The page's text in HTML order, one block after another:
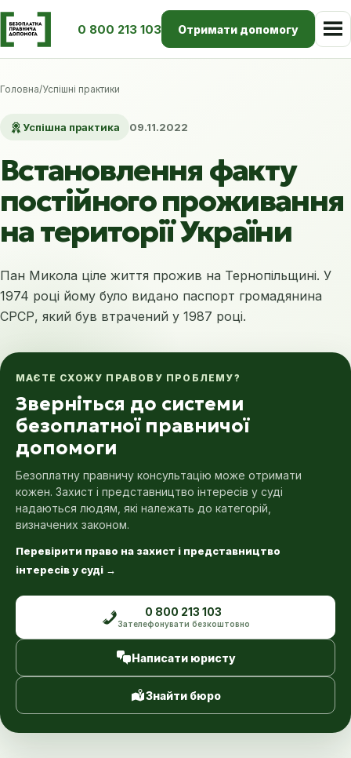
0 800 213 103 Отримати допомогу
Головна/Успішні практики
Успішна практика 09.11.2022
Встановлення факту
постійного проживання
на території України
Пан Микола ціле життя прожив на Тернопільщині. У
1974 році йому було видано паспорт громадянина
СРСР, який був втрачений у 1987 році.
МАЄТЕ СХОЖУ ПРАВОВУ ПРОБЛЕМУ?
Зверніться до системи
безоплатної правничої
допомоги
Безоплатну правничу консультацію може отримати
кожен. Захист і представництво інтересів у суді
надаються людям, які належать до категорій,
визначених законом.
Перевірити право на захист і представництво
інтересів у суді →
0 800 213 103
Зателефонувати безкоштовно
Написати юристу
Знайти бюро